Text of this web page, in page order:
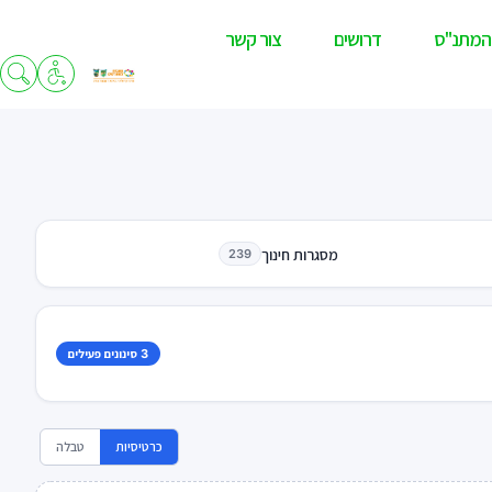
דרושים צור קשר
מסגרות חינוך 239
3 סינונים פעילים
כרטיסיות טבלה